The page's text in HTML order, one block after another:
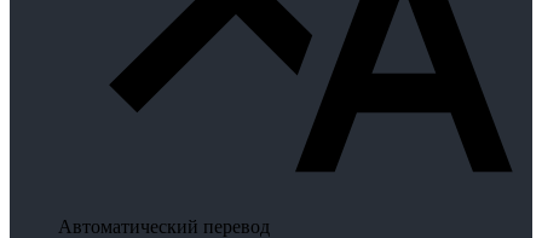
Автоматический перевод